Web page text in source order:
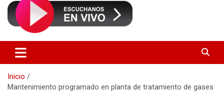
Inicio
Mantenimiento programado en planta de tratamiento de gases